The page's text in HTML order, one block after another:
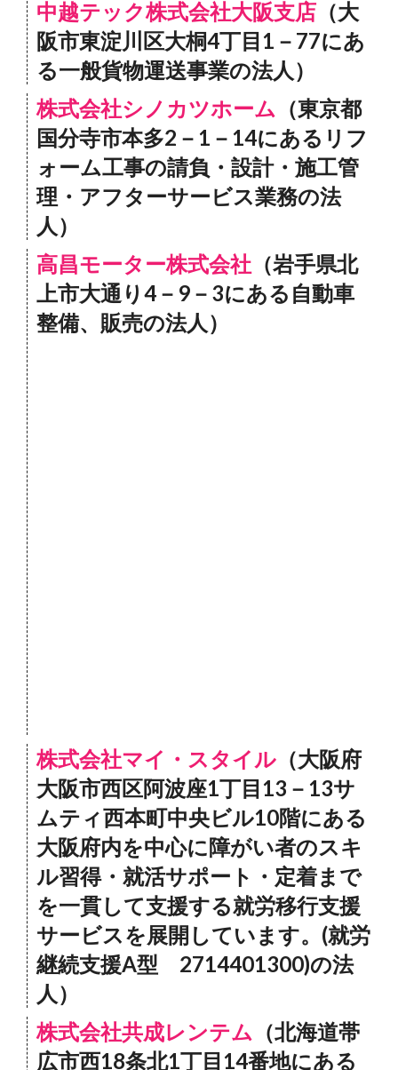
中越テック株式会社大阪支店 （大
阪市東淀川区大桐4丁目1－77にあ
る一般貨物運送事業の法人）
株式会社シノカツホーム （東京都
国分寺市本多2－1－14にあるリフ
ォーム工事の請負・設計・施工管
理・アフターサービス業務の法
人）
高昌モーター株式会社 （岩手県北
上市大通り4－9－3にある自動車
整備、販売の法人）
株式会社マイ・スタイル （大阪府
大阪市西区阿波座1丁目13－13サ
ムティ西本町中央ビル10階にある
大阪府内を中心に障がい者のスキ
ル習得・就活サポート・定着まで
を一貫して支援する就労移行支援
サービスを展開しています。(就労
継続支援A型 2714401300)の法
人）
株式会社共成レンテム （北海道帯
広市西18条北1丁目14番地にある